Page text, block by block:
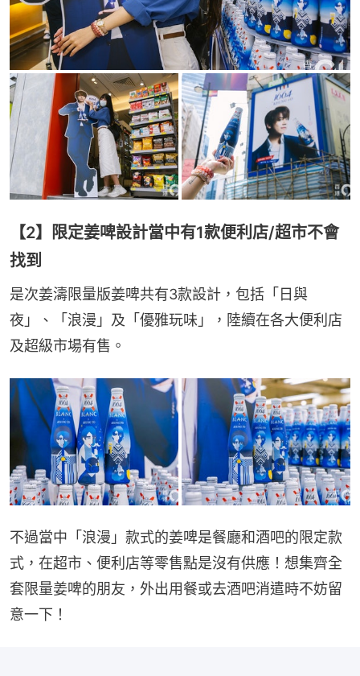
【2】限定姜啤設計當中有1款便利店/超市不會
找到
是次姜濤限量版姜啤共有3款設計，包括「日與
夜」、「浪漫」及「優雅玩味」，陸續在各大便利店
及超級市場有售。
不過當中「浪漫」款式的姜啤是餐廳和酒吧的限定款
式，在超市、便利店等零售點是沒有供應！想集齊全
套限量姜啤的朋友，外出用餐或去酒吧消遣時不妨留
意一下！